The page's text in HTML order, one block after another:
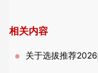
相关内容
关于选拔推荐